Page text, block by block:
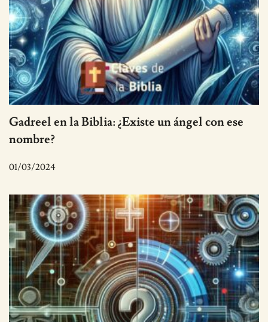
Gadreel en la Biblia: ¿Existe un ángel con ese
nombre?
01/03/2024